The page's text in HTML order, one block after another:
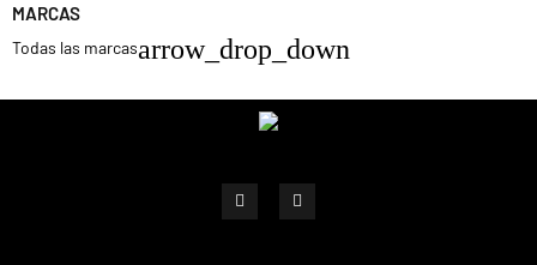
MARCAS
Todas las marcasarrow_drop_down